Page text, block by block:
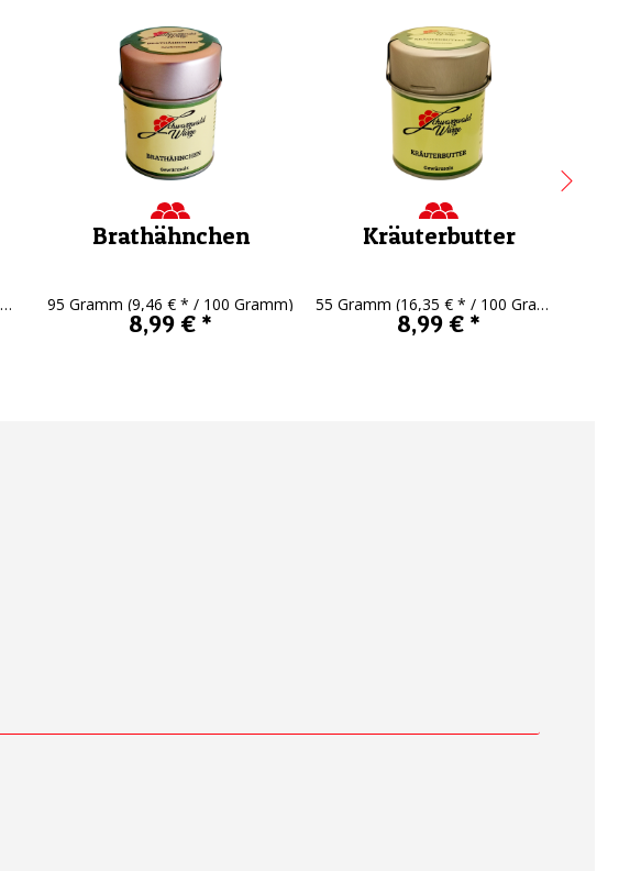
Brathähnchen
95 Gramm (9,46 € * / 100 Gramm)
8,99 € *
Kräuterbutter
55 Gramm (16,35 € * / 100 Gramm)
8,99 € *